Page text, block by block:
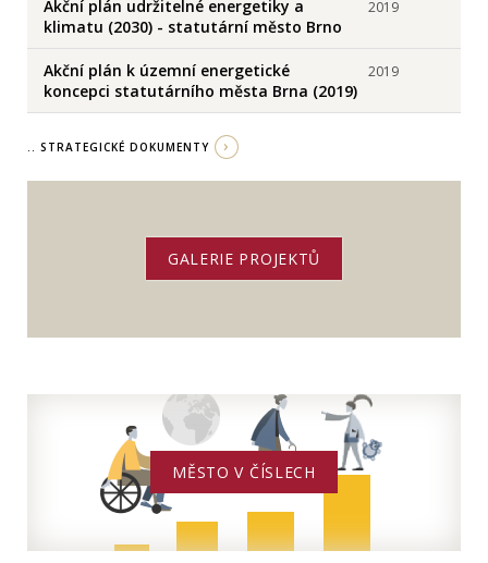
Akční plán udržitelné energetiky a
klimatu (2030) - statutární město Brno
2019
Akční plán k územní energetické
koncepci statutárního města Brna (2019)
2019
.. STRATEGICKÉ DOKUMENTY
GALERIE PROJEKTŮ
MĚSTO V ČÍSLECH